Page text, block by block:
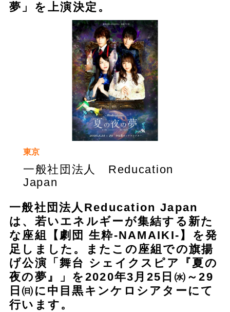
夢」を上演決定。
東京
一般社団法人 Reducation
Japan
一般社団法人Reducation Japan
は、若いエネルギーが集結する新た
な座組【劇団 生粋-NAMAIKI-】を発
足しました。またこの座組での旗揚
げ公演「舞台 シェイクスピア『夏の
夜の夢』」を2020年3月25日㈬～29
日㈰に中目黒キンケロシアターにて
行います。